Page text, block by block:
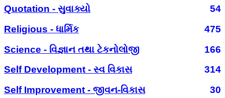
Quotation - સુવાક્યો
54
Religious - ધાર્મિક
475
Science - વિજ્ઞાન તથા ટેકનોલોજી
166
Self Development - સ્વ વિકાસ
314
Self Improvement - જીવન-વિકાસ
30